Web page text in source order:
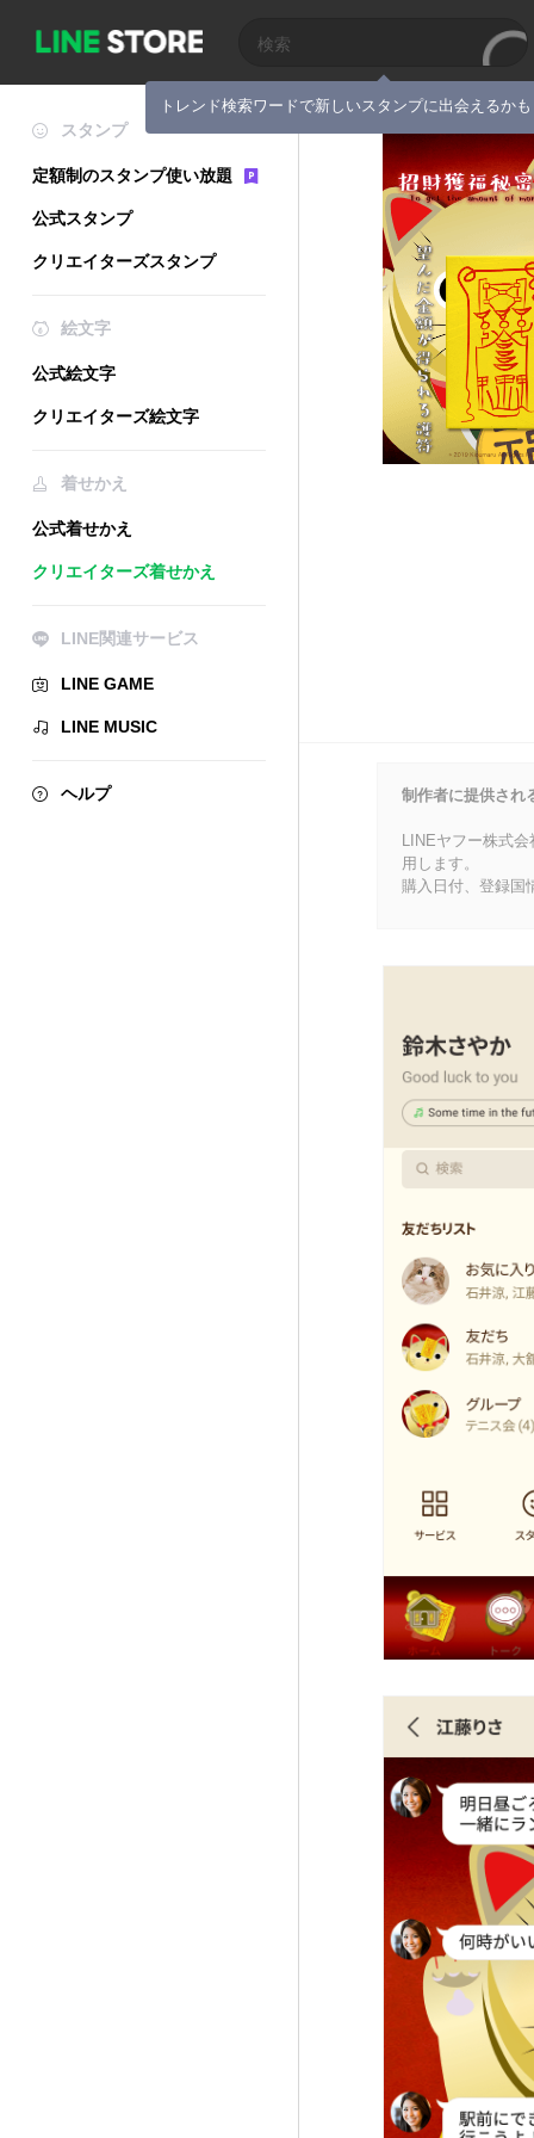
トレンド検索ワードで新しいスタンプに出会えるか
スタンプ
定額制のスタンプ使い放題
公式スタンプ
クリエイターズスタンプ
絵文字
公式絵文字
クリエイターズ絵文字
着せかえ
公式着せかえ
クリエイターズ着せかえ
LINE関連サービス
LINE GAME
LINE MUSIC
ヘルプ 制作者に提供され
LINEヤフー株式
用します。
購入日付、登録国